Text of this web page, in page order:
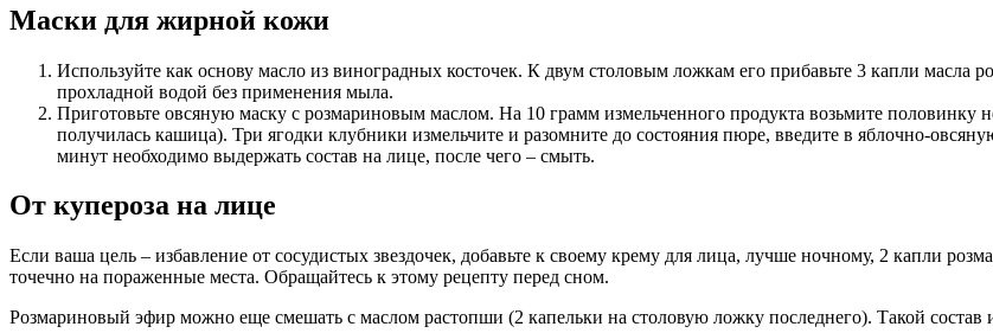
Маски для жирной кожи
Используйте как основу масло из виноградных косточек. К двум столовым ложкам его прибавьте 3 капли
прохладной водой без применения мыла.
Приготовьте овсяную маску с розмариновым маслом. На 10 грамм измельченного продукта возьмите половинку
получилась кашица). Три ягодки клубники измельчите и разомните до состояния пюре, введите в яблочно-
минут необходимо выдержать состав на лице, после чего – смыть.
От купероза на лице
Если ваша цель – избавление от сосудистых звездочек, добавьте к своему крему для лица, лучше ночному, 2 капли
точечно на пораженные места. Обращайтесь к этому рецепту перед сном.
Розмариновый эфир можно еще смешать с маслом растопши (2 капельки на столовую ложку последнего). Такой состав